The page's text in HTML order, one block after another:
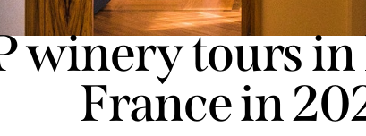
winery tours in
France in